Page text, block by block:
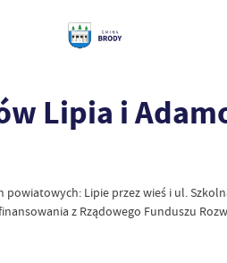
Lipia i
Lipie przez wieś i ul.
z Rządowego Funduszu